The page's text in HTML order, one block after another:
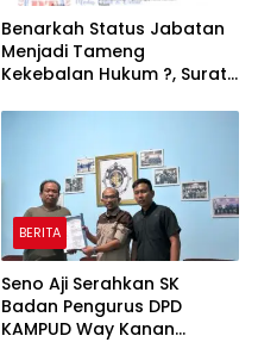
Benarkah Status Jabatan
Menjadi Tameng
Kekebalan Hukum ?, Surat
Sultra Terhadap Bupati
Dipertanyakan
BERITA
Seno Aji Serahkan SK
Badan Pengurus DPD
KAMPUD Way Kanan